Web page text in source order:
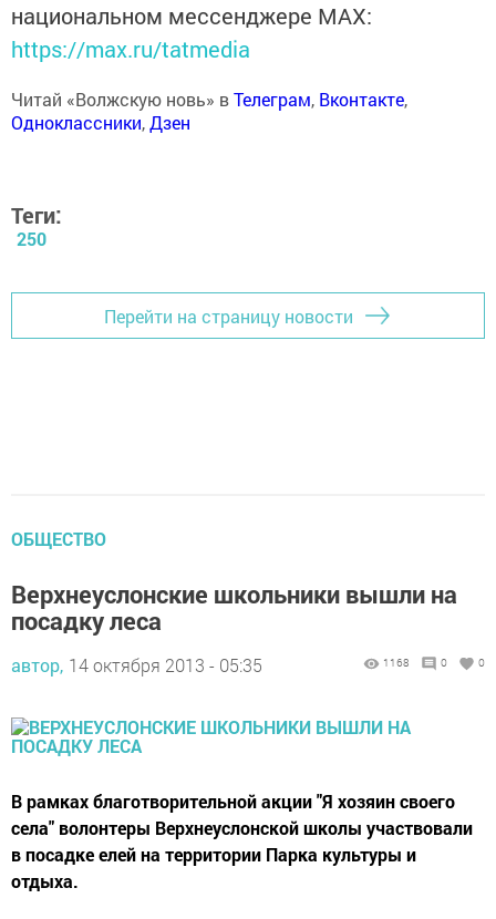
национальном мессенджере MАХ:
https://max.ru/tatmedia
Читай «Волжскую новь» вТелеграм, Вконтакте,
Одноклассники,Дзен
Теги:
250
Перейти на страницу новости
ОБЩЕСТВО
Верхнеуслонские школьники вышли на
посадку леса
автор, 14 октября 2013 - 05:35 1168 0 0
В рамках благотворительной акции "Я хозяин своего
села" волонтеры Верхнеуслонской школы участвовали
в посадке елей на территории Парка культуры и
отдыха.